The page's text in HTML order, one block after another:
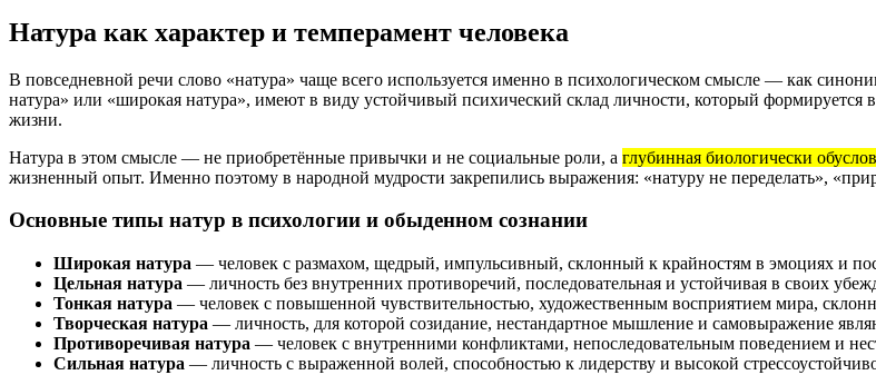
Натура как характер и темперамент человека
В повседневной речи слово «натура» чаще всего используется именно в психологическом смысле — как
натура» или «широкая натура», имеют в виду устойчивый психический склад личности, который формируется
жизни.
Натура в этом смысле — не приобретённые привычки и не социальные роли, а глубинная биологически
жизненный опыт. Именно поэтому в народной мудрости закрепились выражения: «натуру не переделать»,
Основные типы натур в психологии и обыденном сознании
Широкая натура — человек с размахом, щедрый, импульсивный, склонный к крайностям в эмоциях и
Цельная натура — личность без внутренних противоречий, последовательная и устойчивая в своих
Тонкая натура — человек с повышенной чувствительностью, художественным восприятием мира,
Творческая натура — личность, для которой созидание, нестандартное мышление и самовыражение
Противоречивая натура — человек с внутренними конфликтами, непоследовательным поведением и
Сильная натура — личность с выраженной волей, способностью к лидерству и высокой